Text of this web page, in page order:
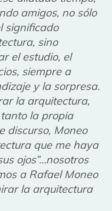
amigos, no sólo
significado
sino
el estudio, el
siempre a
y la sorpresa.
la arquitectura,
la propia
discurso, Moneo
que me haya
ojos”…nosotros
a Rafael Moneo
la arquitectura